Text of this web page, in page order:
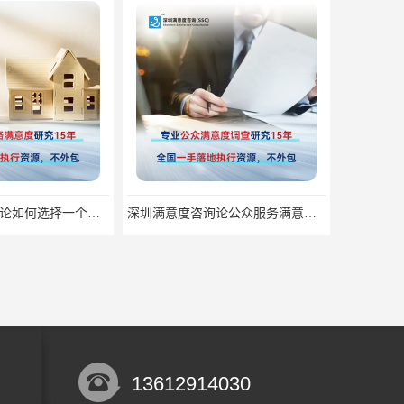
深圳满意度咨询论公众服务满意度调查的意义 深圳满意度咨询论如何提高物业满意度调查
13612914030